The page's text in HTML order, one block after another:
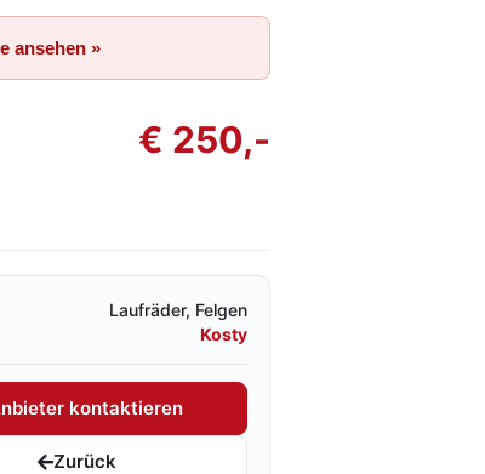
ansehen »
€ 250,-
Laufräder, Felgen
Kosty
kontaktieren
Zurück